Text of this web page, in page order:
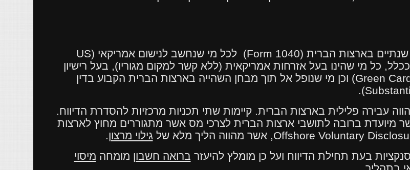
בארצות הברית (Form 1040) לכל מי שנחשב לנישום אמריקאי (US
כל מי שהינו בעל אזרחות אמריקאית (ללא קשר למקום מגוריו), בעל רישיון
Green) וכן מי שנופל אל תוך מבחן השהייה בארצות הברית הקבוע בדין
).
עבירה פלילית בארצות הברית. קיימות שתי תכניות מרכזיות להסדרת הדיווח.
מיועדת ברובה לתושבי ארצות הברית לצרכי מס אשר מתגוררים מחוץ לארצות
Offshore Voluntary, אשר מהווה הליך מלא שלגילוי מרצון.
בעת תחילת הדיווח ועל כן מומלץ להיעזר ברואה חשבון מומחה מיסוי